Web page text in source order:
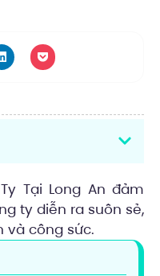
Tại Long An đảm
ty diễn ra suôn sẻ,
và công sức.